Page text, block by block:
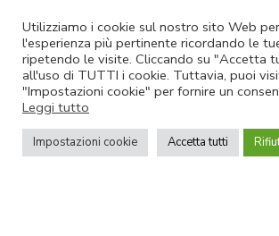
Privacy Newsletter
Società trasparente
Whistleblowing
© Lazio Innova S.p.A. società soggetta a
coordinamento della Regione Lazio
Sede legale Via Marco Aurelio 26 A - 00184
Utilizziamo i cookie sul nostro sito Web
l'esperienza più pertinente ricordando le
ripetendo le visite. Cliccando su "Accetta
all'uso di TUTTI i cookie. Tuttavia, puoi
"Impostazioni cookie" per fornire un
Leggi tutto
Impostazioni cookie Accetta tutti